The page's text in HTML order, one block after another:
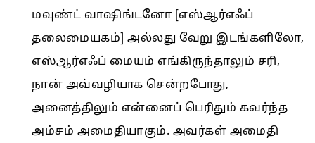
மவுண்ட் வாஷிங்டனோ [எஸ்ஆர்எஃப்
தலைமையகம்] அல்லது வேறு இடங்களிலோ,
எஸ்ஆர்எஃப் மையம் எங்கிருந்தாலும் சரி,
நான் அவ்வழியாக சென்றபோது,
அனைத்திலும் என்னைப் பெரிதும் கவர்ந்த
அம்சம் அமைதியாகும். அவர்கள் அமைதி